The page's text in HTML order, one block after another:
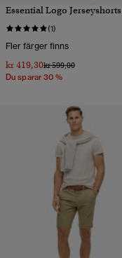
Essential Logo Jerseyshorts
(1)
Fler färger finns
kr 419,30Pris reducerat från
kr 599,00till
Du sparar 30 %